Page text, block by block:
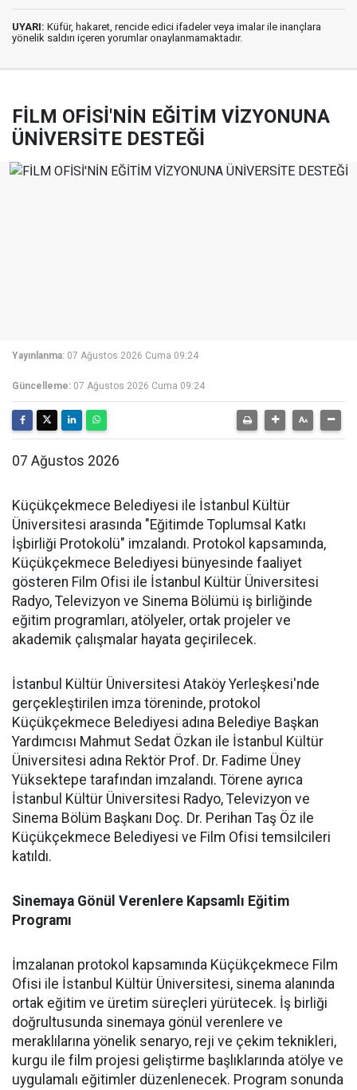
UYARI: Küfür, hakaret, rencide edici ifadeler veya imalar ile inançlara
yönelik saldırı içeren yorumlar onaylanmamaktadır.
FİLM OFİSİ'NİN EĞİTİM VİZYONUNA
ÜNİVERSİTE DESTEĞİ
Yayınlanma: 07 Ağustos 2026 Cuma 09:24
Güncelleme: 07 Ağustos 2026 Cuma 09:24
07 Ağustos 2026
Küçükçekmece Belediyesi ile İstanbul Kültür
Üniversitesi arasında "Eğitimde Toplumsal Katkı
İşbirliği Protokolü" imzalandı. Protokol kapsamında,
Küçükçekmece Belediyesi bünyesinde faaliyet
gösteren Film Ofisi ile İstanbul Kültür Üniversitesi
Radyo, Televizyon ve Sinema Bölümü iş birliğinde
eğitim programları, atölyeler, ortak projeler ve
akademik çalışmalar hayata geçirilecek.
İstanbul Kültür Üniversitesi Ataköy Yerleşkesi'nde
gerçekleştirilen imza töreninde, protokol
Küçükçekmece Belediyesi adına Belediye Başkan
Yardımcısı Mahmut Sedat Özkan ile İstanbul Kültür
Üniversitesi adına Rektör Prof. Dr. Fadime Üney
Yüksektepe tarafından imzalandı. Törene ayrıca
İstanbul Kültür Üniversitesi Radyo, Televizyon ve
Sinema Bölüm Başkanı Doç. Dr. Perihan Taş Öz ile
Küçükçekmece Belediyesi ve Film Ofisi temsilcileri
katıldı.
Sinemaya Gönül Verenlere Kapsamlı Eğitim
Programı
İmzalanan protokol kapsamında Küçükçekmece Film
Ofisi ile İstanbul Kültür Üniversitesi, sinema alanında
ortak eğitim ve üretim süreçleri yürütecek. İş birliği
doğrultusunda sinemaya gönül verenlere ve
meraklılarına yönelik senaryo, reji ve çekim teknikleri,
kurgu ile film projesi geliştirme başlıklarında atölye ve
uygulamalı eğitimler düzenlenecek. Program sonunda